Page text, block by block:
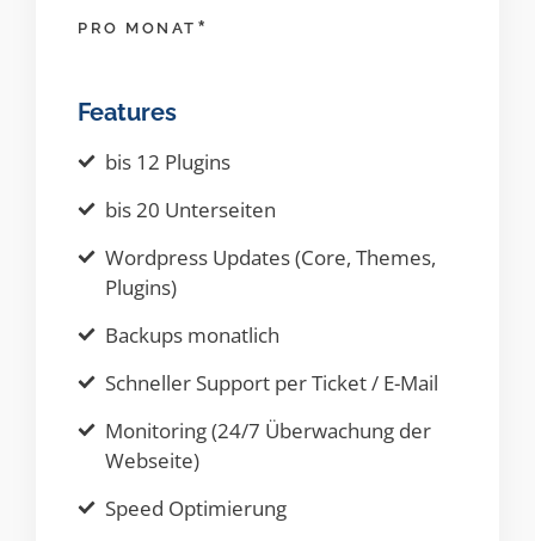
PRO MONAT *
Features
bis 12 Plugins
bis 20 Unterseiten
Wordpress Updates (Core, Themes,
Plugins)
Backups monatlich
Schneller Support per Ticket / E-Mail
Monitoring (24/7 Überwachung der
Webseite)
Speed Optimierung